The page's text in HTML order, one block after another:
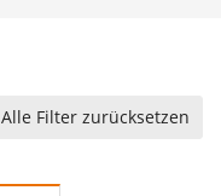
Alle Filter zurücksetzen